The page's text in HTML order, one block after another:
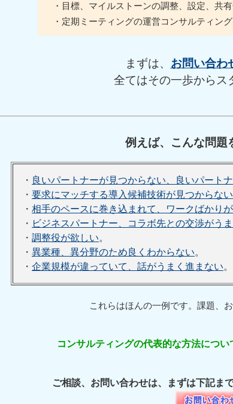
・目標、マイルストーンの調整、設定、共
・定期ミーティングの運営コンサルティング
まずは、 お問い合わ
全てはその一歩からス
例えば、こんな問題
・ 良いパートナーが見つからない、良いパート
・ 要求にマッチする導入候補技術が見つからな
・ 相手のペースに巻き込まれて、ワークばかり
・ ビジネスパートナー、コラボ先との交渉がう
・ 調整役が欲しい。
・ 異業種、異分野のため良くわからない。
・ 企業規模が違っていて、話がうまく進まない。
これらはほんの一例です。課題、お
コンサルティングの代表的な方法につい
ご相談、お問い合わせは、まずは下記ま